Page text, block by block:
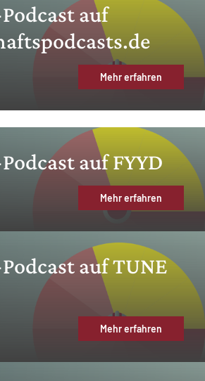
auf
Mehr erfahren
auf FYYD
Mehr erfahren
auf TUNE
Mehr erfahren